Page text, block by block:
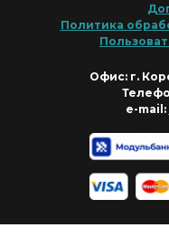
Политика
Офис: г.
e-mail: